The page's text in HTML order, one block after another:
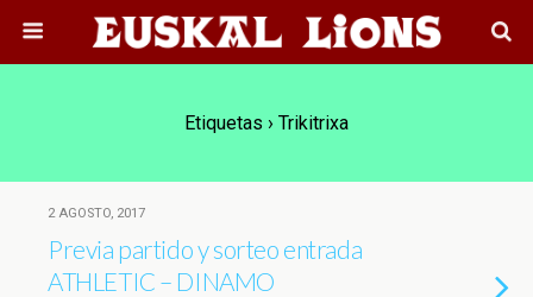
Etiquetas › Trikitrixa
2 AGOSTO, 2017
Previa partido y sorteo entrada
ATHLETIC – DINAMO